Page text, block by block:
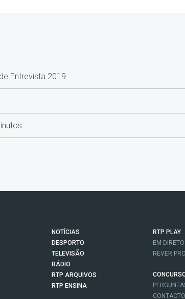
Entrevista 2019
NOTÍCIAS
DESPORTO
TELEVISÃO
RÁDIO
RTP ARQUIVOS
RTP ENSINA
RTP PLAY
EM DIRETO
REVER